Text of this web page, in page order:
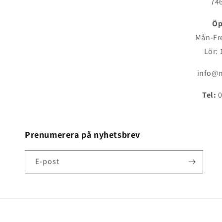
Mån-
Lör:
Tel:
Prenumerera på nyhetsbrev
E-post